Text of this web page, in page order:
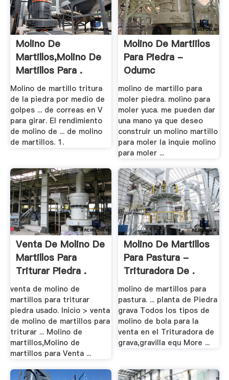
Molino De
Martillos,Molino De
Martillos Para .
Molino de martillo tritura
de la piedra por medio de
golpes ... de correas en V
para girar. El rendimiento
de molino de ... de molino
de martillos. 1.
Molino De Martiilos
Para Piedra -
Odumc
molino de martillo para
moler piedra. molino para
moler yuca. me pueden dar
una mano ya que deseo
construir un molino martillo
para moler la inquie molino
para moler ...
Venta De Molino De
Martillos Para
Triturar Piedra .
venta de molino de
martillos para triturar
piedra usado. Inicio > venta
de molino de martillos para
triturar ... Molino de
martillos,Molino de
martillos para Venta ...
Molino De Martillos
Para Pastura -
Trituradora De .
molino de martillos para
pastura. ... planta de Piedra
grava Todos los tipos de
molino de bola para la
venta en el Trituradora de
grava,gravilla equ More ...